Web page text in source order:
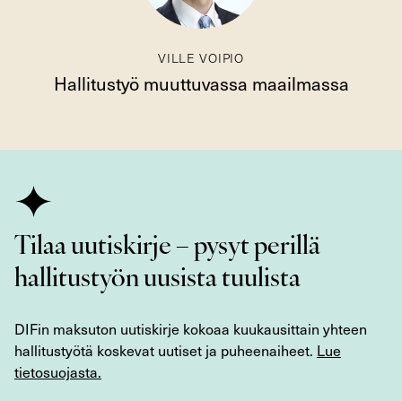
VILLE VOIPIO
Hallitustyö muuttuvassa maailmassa
Tilaa uutiskirje – pysyt perillä
hallitustyön uusista tuulista
DIFin maksuton uutiskirje kokoaa kuukausittain yhteen
hallitustyötä koskevat uutiset ja puheenaiheet. Lue
tietosuojasta.